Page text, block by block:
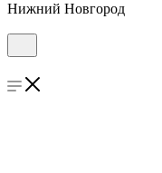
Нижний Новгород